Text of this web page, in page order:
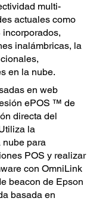
multi-
actuales como
incorporados,
inalámbricas, la
en la nube.
en web
ePOS ™ de
directa del
la
nube para
POS y realizar
con OmniLink
beacon de Epson
basada en